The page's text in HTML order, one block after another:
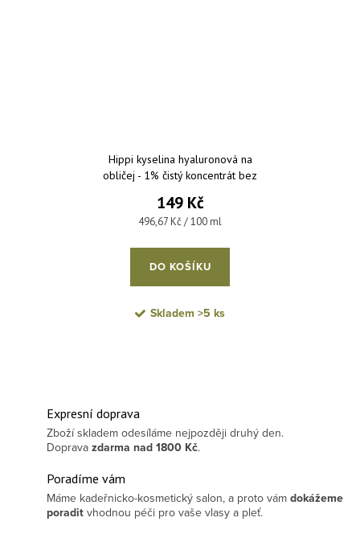
Hippi kyselina hyaluronová na
obličej - 1% čistý koncentrát bez
149 Kč
Měrná cena:
496,67 Kč / 100 ml
DO KOŠÍKU
Skladem >5 ks
Expresní doprava
Zboží skladem odesíláme nejpozději druhý den.
Doprava zdarma nad 1800 Kč.
Poradíme vám
Máme kadeřnicko-kosmetický salon, a proto vám dokážeme
poradit vhodnou péči pro vaše vlasy a pleť.